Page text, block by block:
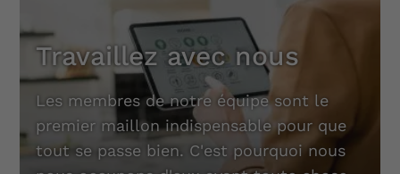
Travaillez avec nous
Les membres de notre équipe sont le
premier maillon indispensable pour que
tout se passe bien. C'est pourquoi nous